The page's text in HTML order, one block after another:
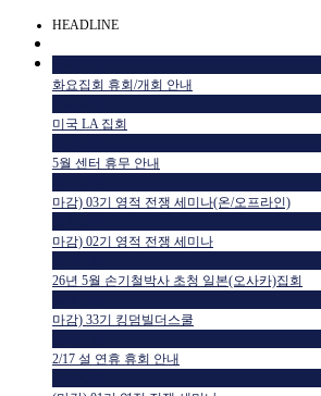
HEADLINE
화요집회 휴회/개회 안내
미국 LA 집회
5월 센터 휴무 안내
마감) 03기 영적 전쟁 세미나(온/오프라인)
마감) 02기 영적 전쟁 세미나
26년 5월 손기철박사 초청 일본(오사카)집회
마감) 33기 킹덤빌더스쿨
2/17 설 연휴 휴회 안내